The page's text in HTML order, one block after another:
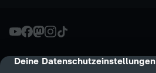
cmp-dialog-description
Deine Datenschutzeinstellungen
p
i